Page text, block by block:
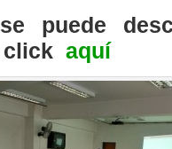
puede
click aquí